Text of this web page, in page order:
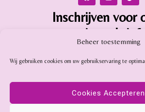
Beheer toestemming
Wij gebruiken cookies om uw gebruikservaring te
Cookies Accepteren
Inschrijven voor
nieuwsbrief